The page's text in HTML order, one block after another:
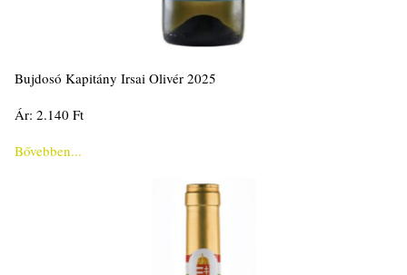
Bujdosó Kapitány Irsai Olivér 2025
Ár: 2.140 Ft
Bővebben...